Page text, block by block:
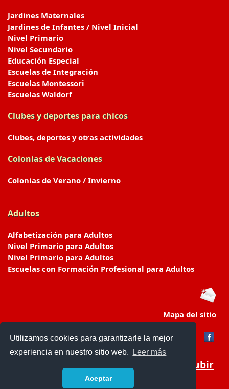
Utilizamos cookies para garantizarle la mejor
experiencia en nuestro sitio web.
Leer más
Aceptar
Jardines Maternales
Jardines de Infantes / Nivel Inicial
Nivel Primario
Nivel Secundario
Educación Especial
Escuelas de Integración
Escuelas Montessori
Escuelas Waldorf
Clubes y deportes para chicos
Clubes, deportes y otras actividades
Colonias de Vacaciones
Colonias de Verano / Invierno
Adultos
Alfabetización para Adultos
Nivel Primario para Adultos
Nivel Primario para Adultos
Escuelas con Formación Profesional para Adultos
Mapa del sitio
Subir